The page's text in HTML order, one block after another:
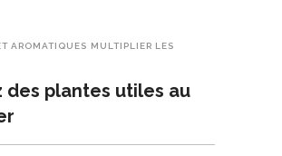
AROMATIQUES MULTIPLIER LES
des plantes utiles au